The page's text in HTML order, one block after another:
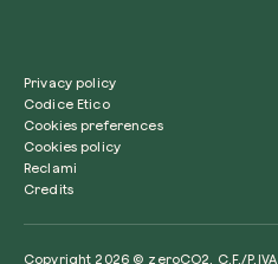
Privacy policy
Codice Etico
Cookies preferences
Cookies policy
Reclami
Credits
Copyright 2026 © zeroCO2. C.F./P.IVA